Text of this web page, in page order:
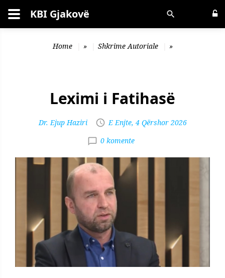
Kërko KBI Gjakovë
Home » Shkrime Autoriale »
Leximi i Fatihasë
Dr. Ejup Haziri
E Enjte, 4 Qërshor 2026
0 komente